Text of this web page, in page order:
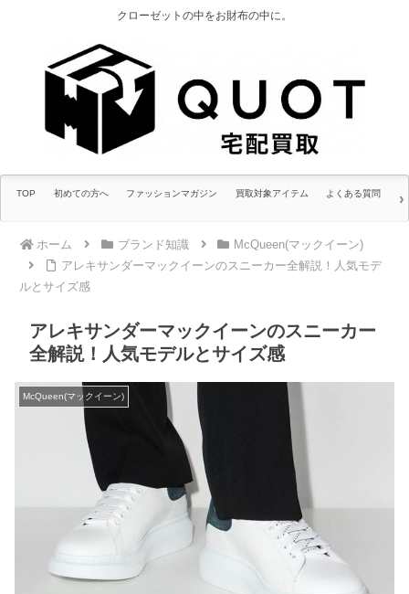
クローゼットの中をお財布の中に。
TOP 初めての方へ ファッションマガジン 買取対象アイテム よくある質問
ホーム ブランド知識
McQueen(マックイーン)
アレキサンダーマックイーンのスニーカー全解説！人気モデ
ルとサイズ感
アレキサンダーマックイーンのスニーカー
全解説！人気モデルとサイズ感
McQueen(マックイーン)